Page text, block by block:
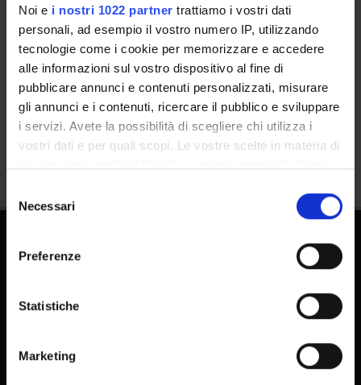
Noi e i nostri 1022 partner trattiamo i vostri dati
personali, ad esempio il vostro numero IP, utilizzando
tecnologie come i cookie per memorizzare e accedere
alle informazioni sul vostro dispositivo al fine di
pubblicare annunci e contenuti personalizzati, misurare
gli annunci e i contenuti, ricercare il pubblico e sviluppare
i servizi. Avete la possibilità di scegliere chi utilizza i
vostri dati e per quali scopi. Le vostre scelte in materia di
modificare o revocare il proprio consenso in qualsiasi
momento dalla Dichiarazione sui cookie o facendo clic
raccogliere informazioni sulla tua posizione
geografica, con un'approssimazione di qualche
Identificare il tuo dispositivo, scansionandolo
delNecessari
Preferenze
Statistiche
Marketing
Share
E-learning